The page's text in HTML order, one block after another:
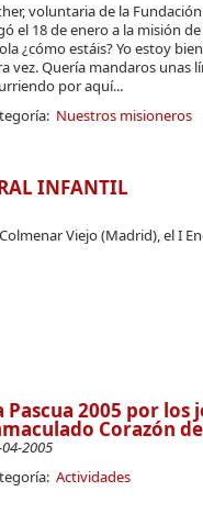
voluntaria de la
el 18 de enero a la misión
¿cómo estáis? Yo estoy
vez. Quería mandaros unas
por aquí...
Nuestros misioneros
INFANTIL
Viejo (Madrid), el I
Pascua 2005 por
Corazón
2005
Actividades